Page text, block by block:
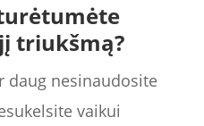
triukšmą?
daug nesinaudosite
vaikui